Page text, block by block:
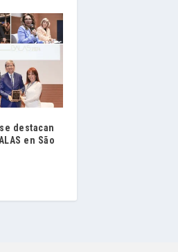
destacan
en São